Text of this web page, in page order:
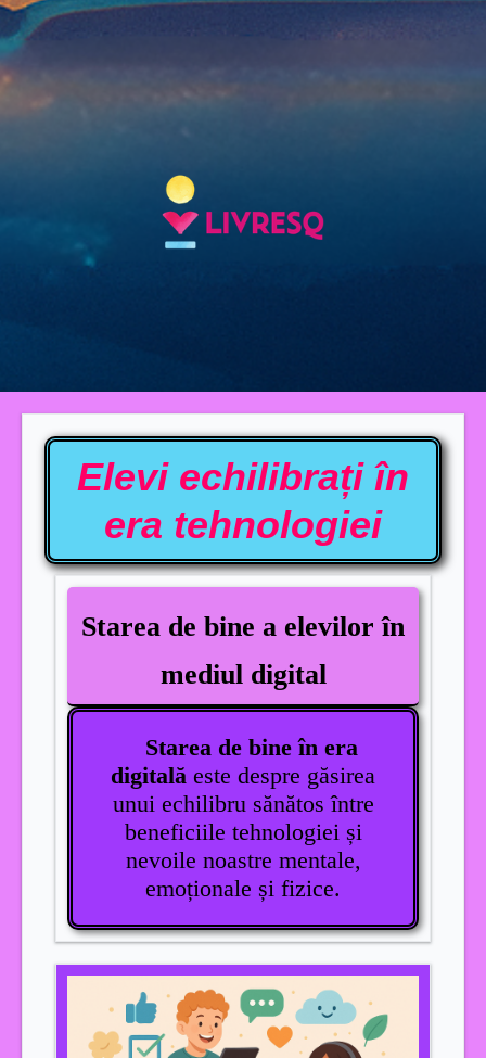
Elevi echilibrați în
era tehnologiei
Starea de bine a elevilor în
mediul digital
Starea de bine în era
digitală este despre găsirea
unui echilibru sănătos între
beneficiile tehnologiei și
nevoile noastre mentale,
emoționale și fizice.